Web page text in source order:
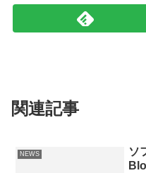
関連記事
NEWS
ソ